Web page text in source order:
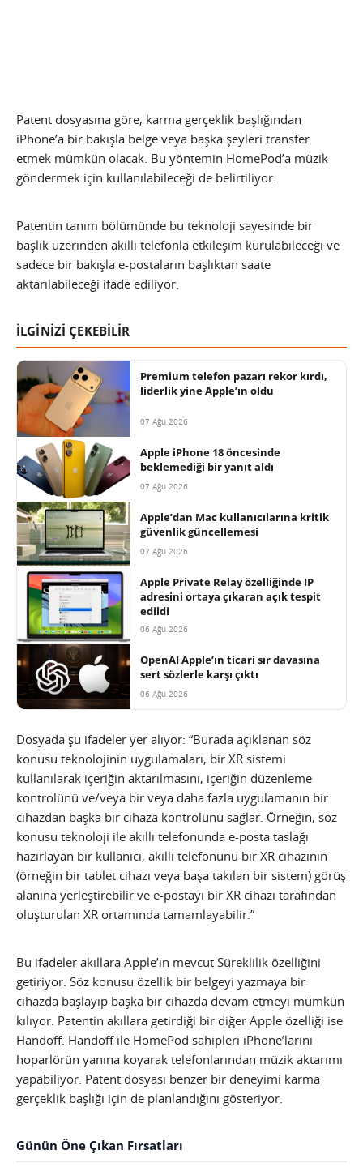
Patent dosyasına göre, karma gerçeklik başlığından
iPhone’a bir bakışla belge veya başka şeyleri transfer
etmek mümkün olacak. Bu yöntemin HomePod’a müzik
göndermek için kullanılabileceği de belirtiliyor.
Patentin tanım bölümünde bu teknoloji sayesinde bir
başlık üzerinden akıllı telefonla etkileşim kurulabileceği ve
sadece bir bakışla e-postaların başlıktan saate
aktarılabileceği ifade ediliyor.
İLGİNİZİ ÇEKEBİLİR
Premium telefon pazarı rekor kırdı,
liderlik yine Apple’ın oldu
07 Ağu 2026
Apple iPhone 18 öncesinde
beklemediği bir yanıt aldı
07 Ağu 2026
Apple’dan Mac kullanıcılarına kritik
güvenlik güncellemesi
07 Ağu 2026
Apple Private Relay özelliğinde IP
adresini ortaya çıkaran açık tespit
edildi
06 Ağu 2026
OpenAI Apple’ın ticari sır davasına
sert sözlerle karşı çıktı
06 Ağu 2026
Dosyada şu ifadeler yer alıyor: “Burada açıklanan söz
konusu teknolojinin uygulamaları, bir XR sistemi
kullanılarak içeriğin aktarılmasını, içeriğin düzenleme
kontrolünü ve/veya bir veya daha fazla uygulamanın bir
cihazdan başka bir cihaza kontrolünü sağlar. Örneğin, söz
konusu teknoloji ile akıllı telefonunda e-posta taslağı
hazırlayan bir kullanıcı, akıllı telefonunu bir XR cihazının
(örneğin bir tablet cihazı veya başa takılan bir sistem) görüş
alanına yerleştirebilir ve e-postayı bir XR cihazı tarafından
oluşturulan XR ortamında tamamlayabilir.”
Bu ifadeler akıllara Apple’ın mevcut Süreklilik özelliğini
getiriyor. Söz konusu özellik bir belgeyi yazmaya bir
cihazda başlayıp başka bir cihazda devam etmeyi mümkün
kılıyor. Patentin akıllara getirdiği bir diğer Apple özelliği ise
Handoff. Handoff ile HomePod sahipleri iPhone’larını
hoparlörün yanına koyarak telefonlarından müzik aktarımı
yapabiliyor. Patent dosyası benzer bir deneyimi karma
gerçeklik başlığı için de planlandığını gösteriyor.
Günün Öne Çıkan Fırsatları